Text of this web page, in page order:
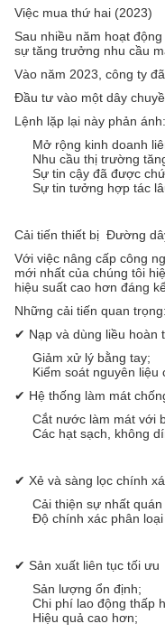
Việc mua thứ hai (2023)
Sau nhiều năm hoạt
sự tăng trưởng nhu cầu
Vào năm 2023, công ty
Đầu tư vào một dây
Lệnh lặp lại này phản ánh:
Mở rộng kinh doanh
Nhu cầu thị trường
Sự tin cậy đã được
Sự tin tưởng hợp tác
Cải tiến thiết bị ️ Đường
Với việc nâng cấp công
mới nhất của chúng tôi
hiệu suất cao hơn đáng
Những cải tiến quan trọng:
✔ Nạp và dùng liều hoàn
Giảm xử lý bằng tay;
Kiểm soát nguyên liệu
✔ Hệ thống làm mát
Cắt nước làm mát với
Các hạt sạch, không
✔ Xẻ và sàng lọc chính
Cải thiện sự nhất
Độ chính xác phân
✔ Sản xuất liên tục tối ưu
Sản lượng ổn định;
Chi phí lao động thấp
Hiệu quả cao hơn;